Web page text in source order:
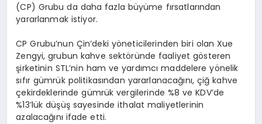
(CP) Grubu da daha fazla büyüme fırsatlarından
yararlanmak istiyor.
CP Grubu’nun Çin’deki yöneticilerinden biri olan Xue
Zengyi, grubun kahve sektöründe faaliyet gösteren
şirketinin STL’nin ham ve yardımcı maddelere yönelik
sıfır gümrük politikasından yararlanacağını, çiğ kahve
çekirdeklerinde gümrük vergilerinde %8 ve KDV’de
%13’lük düşüş sayesinde ithalat maliyetlerinin
azalacağını ifade etti.